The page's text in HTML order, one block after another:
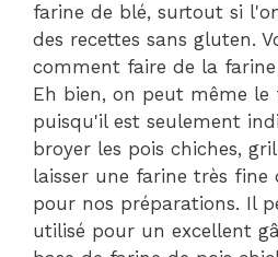
farine de blé, surtout si
des recettes sans gluten.
comment faire de la
Eh bien, on peut même le
puisqu'il est seulement
broyer les pois chiches,
laisser une farine très fine
pour nos préparations. Il
utilisé pour un excellent